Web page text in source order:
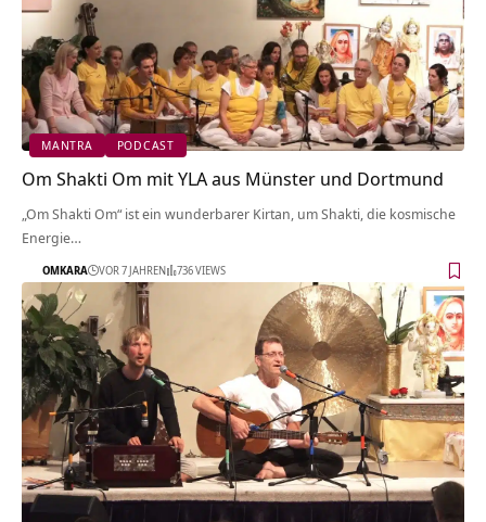
MANTRA PODCAST
Om Shakti Om mit YLA aus Münster und Dortmund
„Om Shakti Om“ ist ein wunderbarer Kirtan, um Shakti, die kosmische
Energie…
OMKARA VOR 7 JAHREN 736 VIEWS